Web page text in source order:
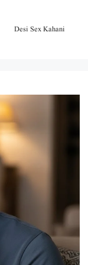
Desi Sex Kahani